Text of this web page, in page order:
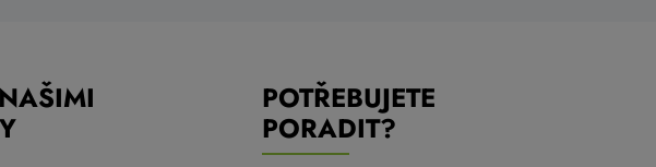
POTŘEBUJETE
PORADIT?